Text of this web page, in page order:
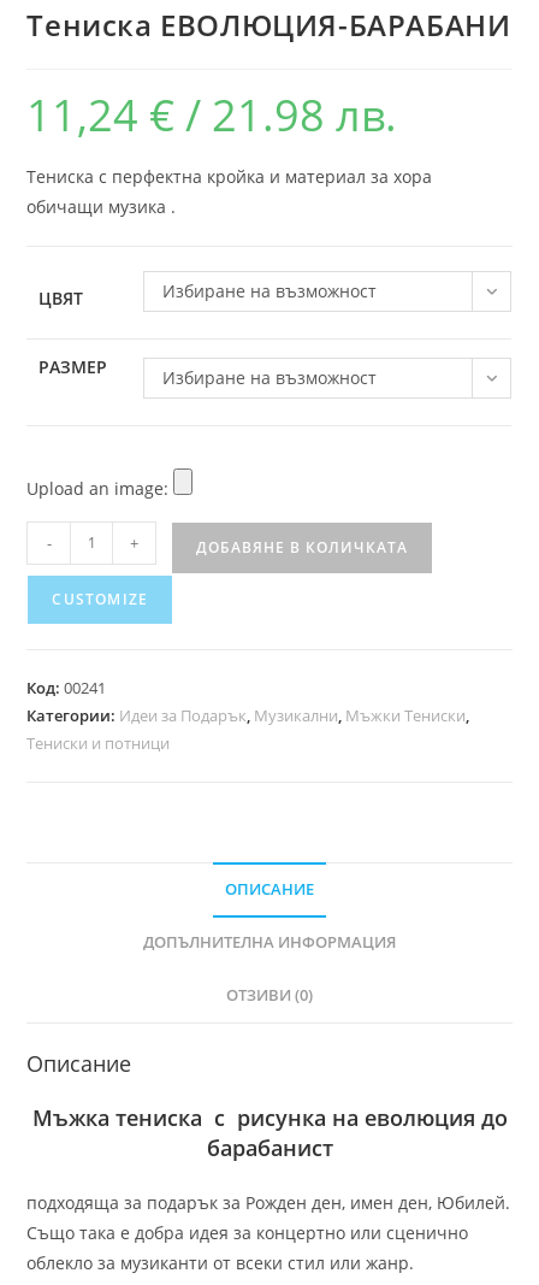
Тениска ЕВОЛЮЦИЯ-БАРАБАНИ
11,24 € / 21.98 лв.
Тениска с перфектна кройка и материал за хора
обичащи музика .
ЦВЯТ Избиране на възможност
РАЗМЕР Избиране на възможност
Upload an image:
- + ДОБАВЯНЕ В КОЛИЧКАТА
CUSTOMIZE
Код:00241
Категории: Идеи за Подарък, Музикални, Мъжки Тениски,
Тениски и потници
ОПИСАНИЕ
ДОПЪЛНИТЕЛНА ИНФОРМАЦИЯ
ОТЗИВИ (0)
Описание
Мъжка тениска с рисунка на еволюция до
барабанист
подходяща за подарък за Рожден ден, имен ден, Юбилей.
Също така е добра идея за концертно или сценично
облекло за музиканти от всеки стил или жанр.